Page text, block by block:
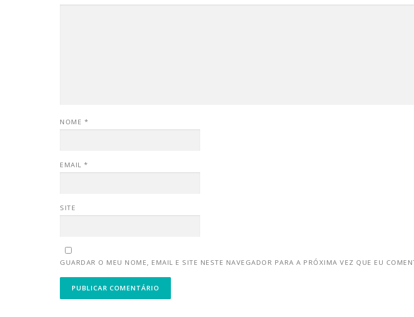
NOME *
EMAIL *
SITE
GUARDAR O MEU NOME, EMAIL E SITE NESTE NAVEGADOR PARA A PRÓXIMA VEZ QUE EU